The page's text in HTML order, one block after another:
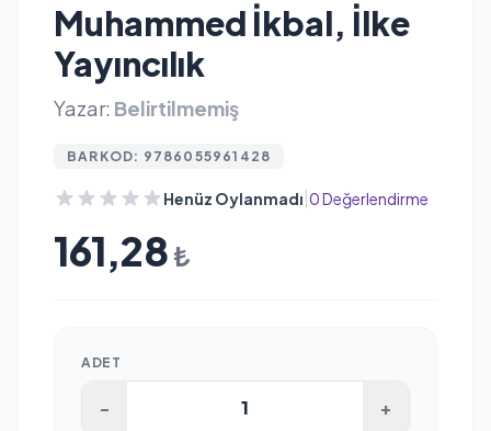
Muhammed İkbal, İlke
Yayıncılık
Yazar: Belirtilmemiş
BARKOD: 9786055961428
Henüz Oylanmadı|0 Değerlendirme
161,28 ₺
ADET
- +